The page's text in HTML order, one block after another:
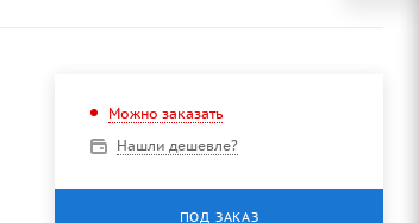
Можно заказать
Нашли дешевле?
ПОД ЗАКАЗ